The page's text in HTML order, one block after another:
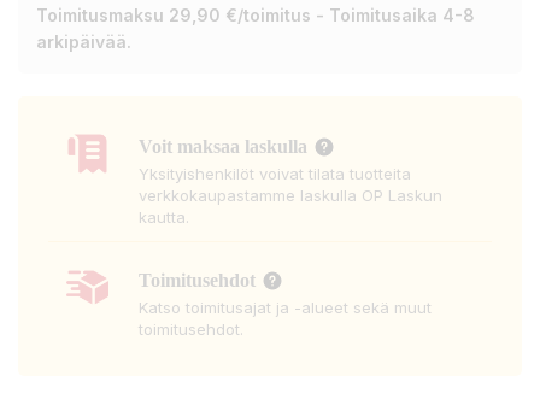
Toimitusmaksu 29,90 €/toimitus - Toimitusaika 4-8
arkipäivää.
Voit maksaa laskulla
Yksityishenkilöt voivat tilata tuotteita
verkkokaupastamme laskulla OP Laskun
kautta.
Toimitusehdot
Katso toimitusajat ja -alueet sekä muut
toimitusehdot.